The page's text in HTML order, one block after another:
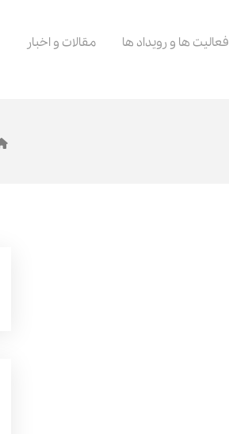
فعالیت ها و رویداد ها مقالات و اخبار